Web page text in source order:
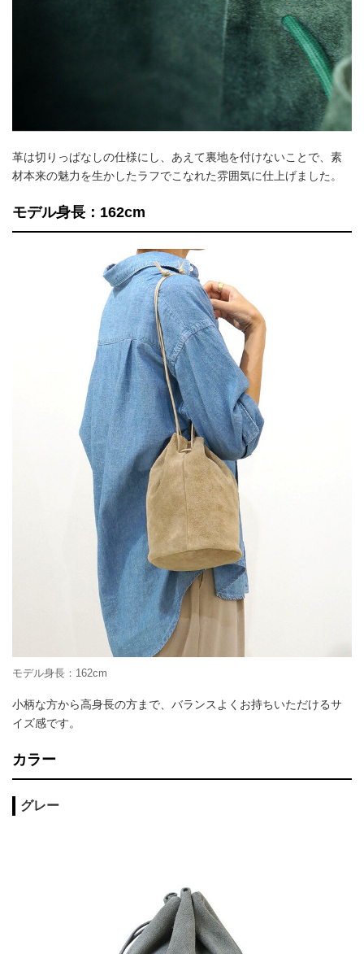
革は切りっぱなしの仕様にし、あえて裏地を付けないことで、素
材本来の魅力を生かしたラフでこなれた雰囲気に仕上げました。
モデル身長：162cm
モデル身長：162cm
小柄な方から高身長の方まで、バランスよくお持ちいただけるサ
イズ感です。
カラー
グレー